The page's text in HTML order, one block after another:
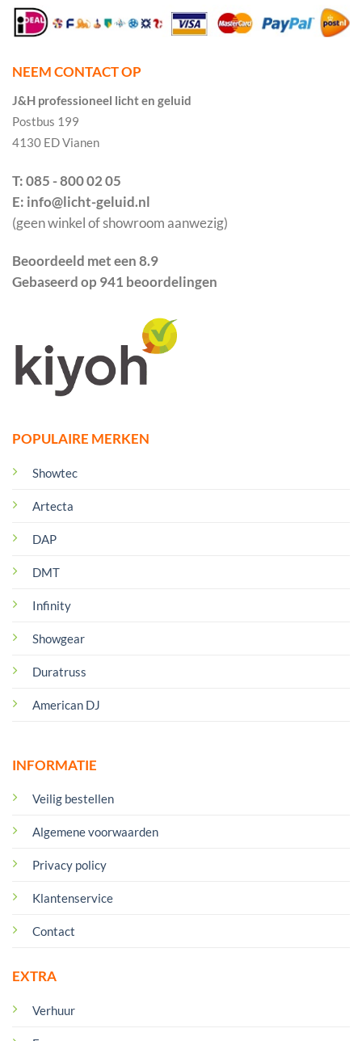
POPULAIRE MERKEN
Showtec
Artecta
DAP
DMT
Infinity
Showgear
Duratruss
American DJ
INFORMATIE
Veilig bestellen
Algemene voorwaarden
Privacy policy
Klantenservice
Contact
EXTRA
Verhuur
NEEM CONTACT OP
J&H professioneel licht en geluid
Postbus 199
4130 ED Vianen
T: 085 - 800 02 05
E: info@licht-geluid.nl
(geen winkel of showroom aanwezig)
Beoordeeld met een 8.9
Gebaseerd op 941 beoordelingen